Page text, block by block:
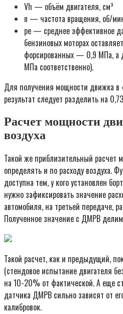
Vh — объём двигателя, см³
n — частота вращения, об/
pe — среднее эффективное
бензиновых моторах
форсированных — 0,9 МПа, а
МПа соответственно).
Для получения мощности движка в
результат следует разделить на
Расчет мощности
воздуха
Такой же приблизительный расчет
определять и по расходу воздуха.
доступна тем, у кого установлен
нужно зафиксировать значение
автомобиля, на третьей передаче,
Полученное значение с ДМРВ
Такой расчет, как и предыдущий,
(стендовое испытание двигателя
на 10-20% от фактической. А еще
датчика ДМРВ сильно зависят от
калибровок.